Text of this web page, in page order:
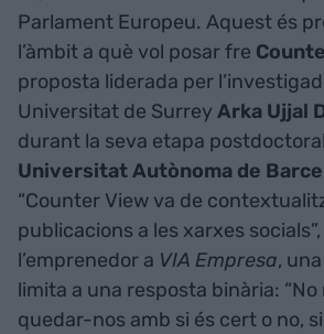
Parlament Europeu. Aquest és
l’àmbit a què vol posar fre
proposta liderada per
Universitat de Surrey Arka Ujjal
durant la seva etapa
Universitat Autònoma de
“Counter View va de
publicacions a les xarxes
l’emprenedor a VIA Empresa,
limita a una resposta binària:
quedar-nos amb si és cert o no,